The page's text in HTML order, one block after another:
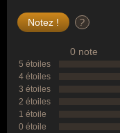
?
0 note
5 étoiles
4 étoiles
3 étoiles
2 étoiles
1 étoile
0 étoile